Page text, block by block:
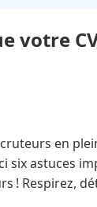
votre
en
six astuces
! Respirez,